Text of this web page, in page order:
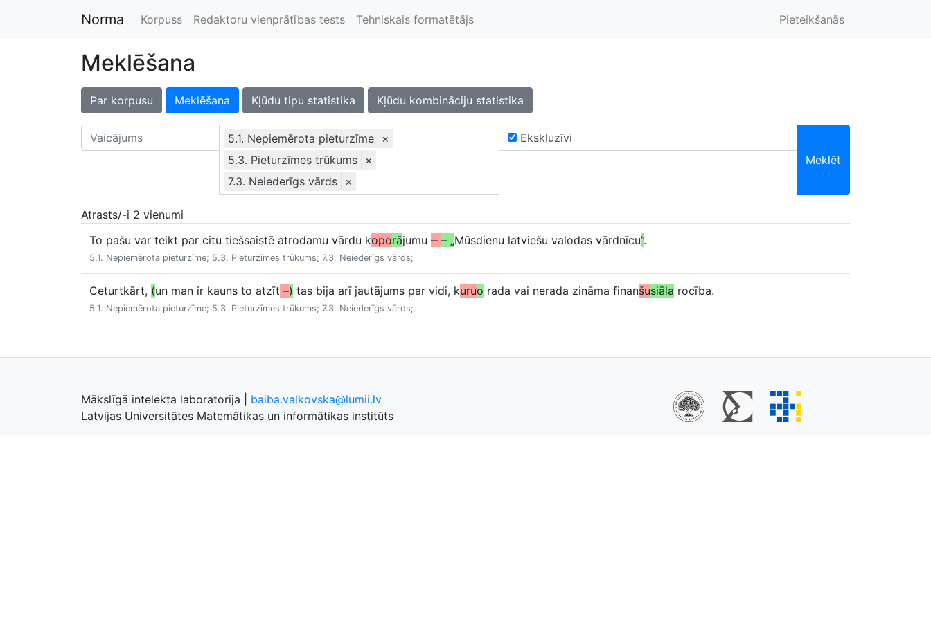
Norma Korpuss Redaktoru vienprātības tests Tehniskais formatētājs Pieteikšanās
Meklēšana
Par korpusu Meklēšana Kļūdu tipu statistika Kļūdu kombināciju statistika
5.1. Nepiemērota pieturzīme ×
5.3. Pieturzīmes trūkums ×
7.3. Neiederīgs vārds ×
Ekskluzīvi
Meklēt
Atrasts/-i 2 vienumi
To pašu var teikt par citu tiešsaistē atrodamu vārdu koporājumu ‒ – „Mūsdienu latviešu valodas vārdnīcu”.
5.1. Nepiemērota pieturzīme; 5.3. Pieturzīmes trūkums; 7.3. Neiederīgs vārds;
Ceturtkārt, (un man ir kauns to atzīt –) tas bija arī jautājums par vidi, kuruo rada vai nerada zināma finanšusiāla rocība.
5.1. Nepiemērota pieturzīme; 5.3. Pieturzīmes trūkums; 7.3. Neiederīgs vārds;
Mākslīgā intelekta laboratorija
baiba.valkovska@lumii.lv
Latvijas Universitātes Matemātikas un informātikas institūts